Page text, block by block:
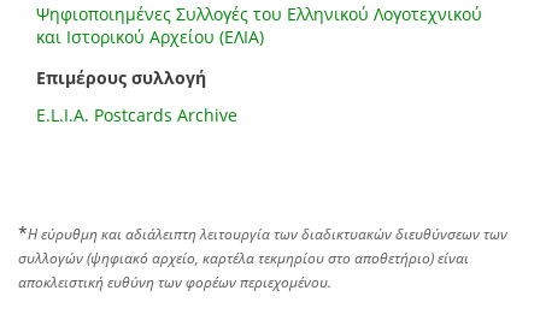
Ψηφιοποιημένες Συλλογές του Ελληνικού Λογοτεχνικού
και Ιστορικού Αρχείου (ΕΛΙΑ)
Επιμέρους συλλογή
E.L.I.A. Postcards Archive
*Η εύρυθμη και αδιάλειπτη λειτουργία των διαδικτυακών διευθύνσεων των
συλλογών (ψηφιακό αρχείο, καρτέλα τεκμηρίου στο αποθετήριο) είναι
αποκλειστική ευθύνη των φορέων περιεχομένου.